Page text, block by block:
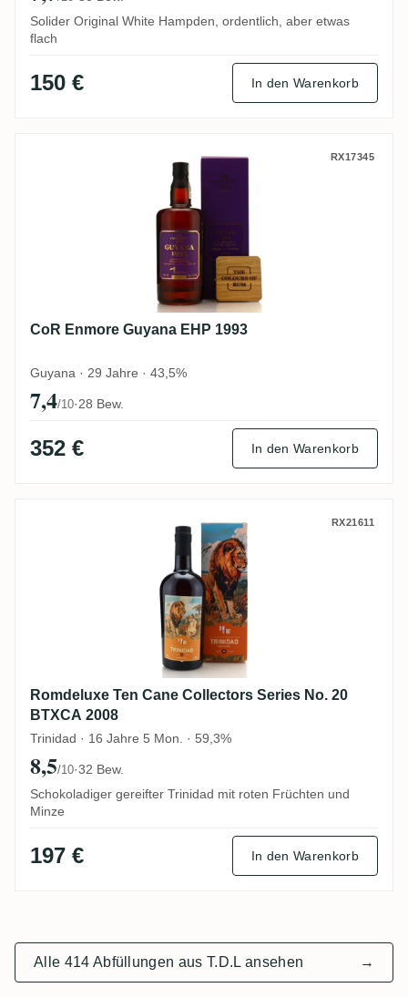
Solider Original White Hampden, ordentlich, aber etwas
flach
150 € In den Warenkorb
CoR Enmore Guyana EHP 1993 RX17345
CoR Enmore Guyana EHP 1993
Guyana · 29 Jahre · 43,5%
7,4/10·28 Bew.
352 € In den Warenkorb
Romdeluxe Ten Cane Collectors Series
RX21611
Romdeluxe Ten Cane Collectors Series No. 20
BTXCA 2008
Trinidad · 16 Jahre 5 Mon. · 59,3%
8,5/10·32 Bew.
Schokoladiger gereifter Trinidad mit roten Früchten und
Minze
197 € In den Warenkorb
Alle 414 Abfüllungen aus T.D.L ansehen →